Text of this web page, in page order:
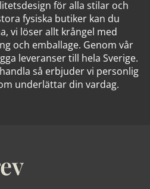
för alla stilar och
fysiska butiker kan du
vi löser allt krångel med
och emballage. Genom vår
leveranser till hela Sverige.
så erbjuder vi personlig
underlättar din vardag.